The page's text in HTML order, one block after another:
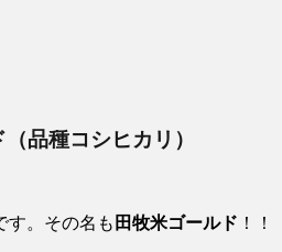
品種コシヒカリ）
す。その名も 田牧米ゴールド ！！